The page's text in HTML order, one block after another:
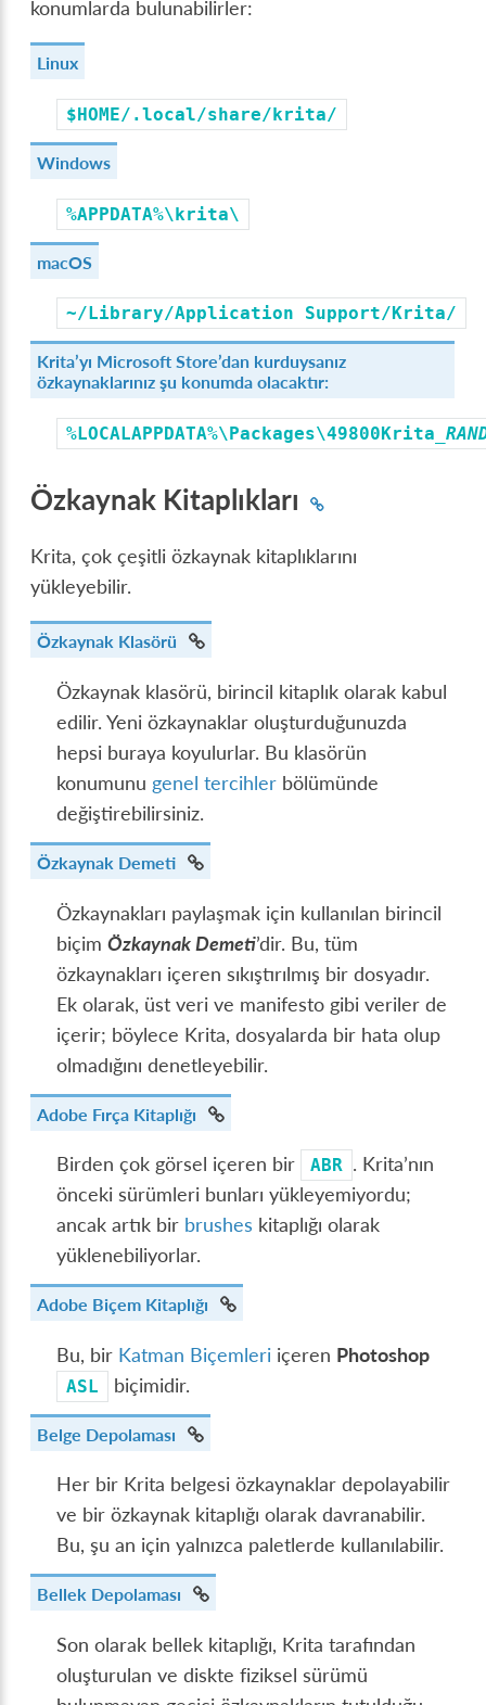
konumlarda bulunabilirler:
Linux
$HOME/.local/share/krita/
Windows
%APPDATA%\krita\
macOS
~/Library/Application Support/Krita/
Krita’yı Microsoft Store’dan kurduysanız
özkaynaklarınız şu konumda olacaktır:
%LOCALAPPDATA%\Packages\49800Krita_
Özkaynak Kitaplıkları
Krita, çok çeşitli özkaynak kitaplıklarını
yükleyebilir.
Özkaynak Klasörü
Özkaynak klasörü, birincil kitaplık olarak kabul
edilir. Yeni özkaynaklar oluşturduğunuzda
hepsi buraya koyulurlar. Bu klasörün
konumunu genel tercihler bölümünde
değiştirebilirsiniz.
Özkaynak Demeti
Özkaynakları paylaşmak için kullanılan birincil
biçimÖzkaynak Demeti’dir. Bu, tüm
özkaynakları içeren sıkıştırılmış bir dosyadır.
Ek olarak, üst veri ve manifesto gibi veriler de
içerir; böylece Krita, dosyalarda bir hata olup
olmadığını denetleyebilir.
Adobe Fırça Kitaplığı
Birden çok görsel içeren bir ABR . Krita’nın
önceki sürümleri bunları yükleyemiyordu;
ancak artık bir brushes kitaplığı olarak
yüklenebiliyorlar.
Adobe Biçem Kitaplığı
Bu, bir Katman Biçemleri içeren Photoshop
ASL biçimidir.
Belge Depolaması
Her bir Krita belgesi özkaynaklar depolayabilir
ve bir özkaynak kitaplığı olarak davranabilir.
Bu, şu an için yalnızca paletlerde kullanılabilir.
Bellek Depolaması
Son olarak bellek kitaplığı, Krita tarafından
oluşturulan ve diskte fiziksel sürümü